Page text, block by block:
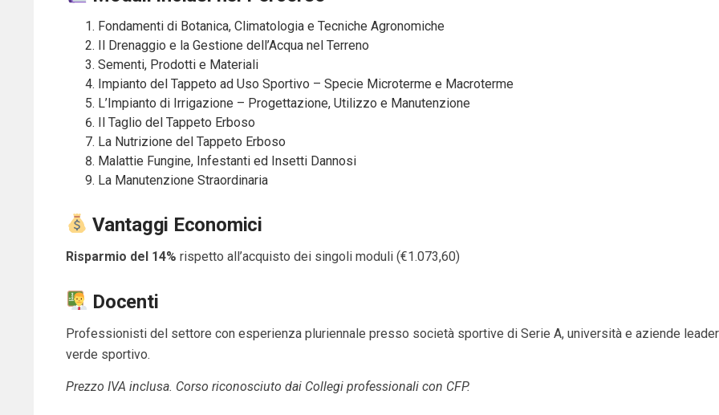
Fondamenti di Botanica, Climatologia e Tecniche Agronomiche
Il Drenaggio e la Gestione dell’Acqua nel Terreno
Sementi, Prodotti e Materiali
Impianto del Tappeto ad Uso Sportivo – Specie Microterme e Macroterme
L’Impianto di Irrigazione – Progettazione, Utilizzo e Manutenzione
Il Taglio del Tappeto Erboso
La Nutrizione del Tappeto Erboso
Malattie Fungine, Infestanti ed Insetti Dannosi
La Manutenzione Straordinaria
Vantaggi Economici
Risparmio del 14% rispetto all’acquisto dei singoli moduli (€1.073,60)
Docenti
Professionisti del settore con esperienza pluriennale presso società sportive di Serie A, università e aziende
verde sportivo.
Prezzo IVA inclusa. Corso riconosciuto dai Collegi professionali con CFP.